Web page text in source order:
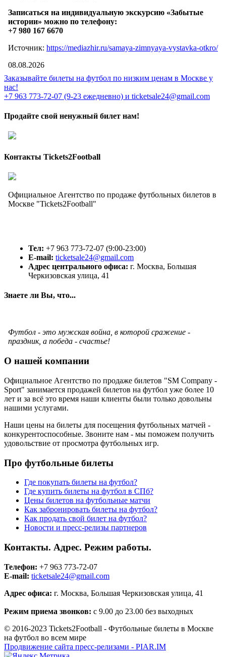
Записаться на индивидуальную экскурсию «Забытые
истории» можно по телефону:
+7 980 167 6670
Источник: https://mediazhir.ru/samaya-zimnyaya-vystavka-otkro/
08.08.2026
Заказывайте билеты на футбол по низким ценам в Москве у
нас!
+7 963 773-72-07 (9-23 ежедневно) и ticketsale24@gmail.com
Продайте свой ненужный билет нам!
Контакты Tickets2Football
Официальное Агентство по продаже футбольных билетов в
Москве "Tickets2Football"
Тел: +7 963 773-72-07 (9:00-23:00)
E-mail: ticketsale24@gmail.com
Адрес центрального офиса: г. Москва, Большая
Черкизовская улица, 41
Знаете ли Вы, что...
Футбол - это мужская война, в которой сражение -
праздник, а победа - счастье!
О нашей компании
Официальное Агентство по продаже билетов "SM Company -
Sport" занимается продажей билетов на футбол уже более 10
лет и за всё это время наши клиенты были только довольны
нашими услугами.
Наши цены на билеты для посещения футбольных матчей -
конкурентоспособные. Звоните нам - мы поможем получить
удовольствие от просмотра футбольных игр.
Про футбольные билеты
Где покупать билеты на футбол?
Где купить билеты на футбол в СПб?
Цены билетов на футбольные матчи
Как забронировать билеты на футбол?
Как продать свой билет на футбол?
Новости и пресс-релизы партнеров
Контакты. Адрес. Режим работы.
Телефон: +7 963 773-72-07
E-mail: ticketsale24@gmail.com
Адрес офиса: г. Москва, Большая Черкизовская улица, 41
Режим приема звонков: с 9.00 до 23.00 без выходных
© 2016-2023 Tickets2Football - Футбольные билеты в Москве
на футбол во всем мире
Продвижение сайта пресс-релизами - PIAR.IM